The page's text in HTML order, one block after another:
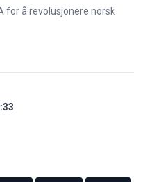
for å revolusjonere norsk